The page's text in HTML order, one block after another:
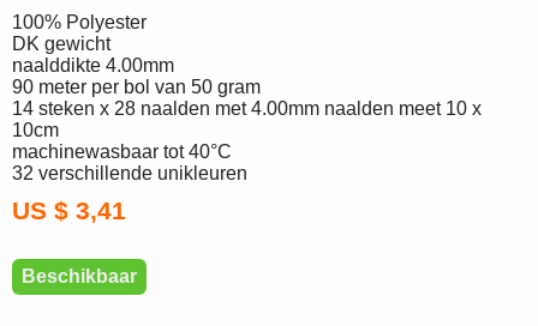
100% Polyester
DK gewicht
naalddikte 4.00mm
90 meter per bol van 50 gram
14 steken x 28 naalden met 4.00mm naalden meet 10 x
10cm
machinewasbaar tot 40°C
32 verschillende unikleuren
US $ 3,41
Beschikbaar